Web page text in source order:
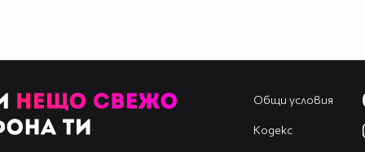
Общи условия
Кодекс